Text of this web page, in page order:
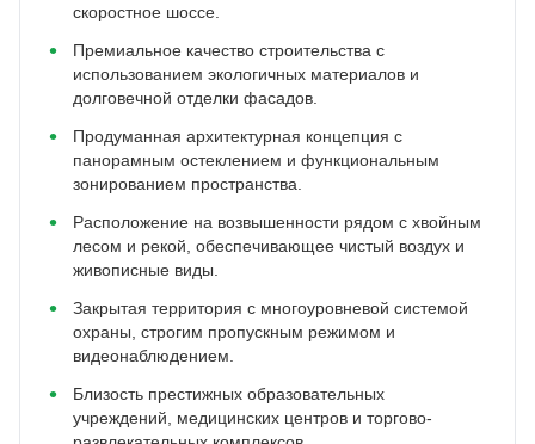
скоростное шоссе.
Премиальное качество строительства с
использованием экологичных материалов и
долговечной отделки фасадов.
Продуманная архитектурная концепция с
панорамным остеклением и функциональным
зонированием пространства.
Расположение на возвышенности рядом с хвойным
лесом и рекой, обеспечивающее чистый воздух и
живописные виды.
Закрытая территория с многоуровневой системой
охраны, строгим пропускным режимом и
видеонаблюдением.
Близость престижных образовательных
учреждений, медицинских центров и торгово-